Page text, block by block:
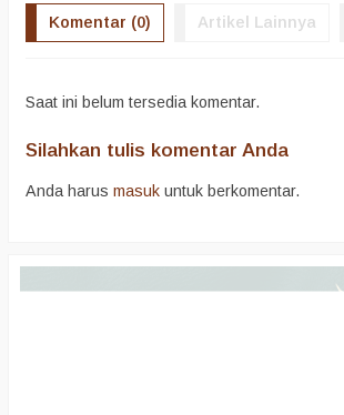
Komentar (0) Artikel Lainnya
Saat ini belum tersedia komentar.
Silahkan tulis komentar Anda
Anda harus masuk untuk berkomentar.